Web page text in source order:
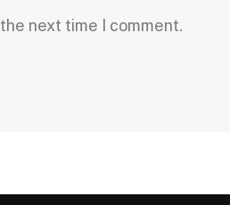
next time I comment.